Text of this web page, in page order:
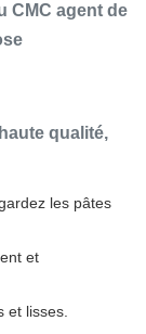
CMC agent de
qualité,
les pâtes
et
et lisses.